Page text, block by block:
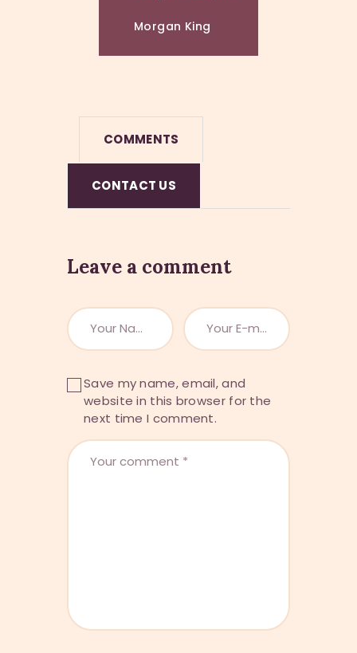
Morgan King
COMMENTS
CONTACT US
Leave a comment
Save my name, email, and
website in this browser for the
next time I comment.